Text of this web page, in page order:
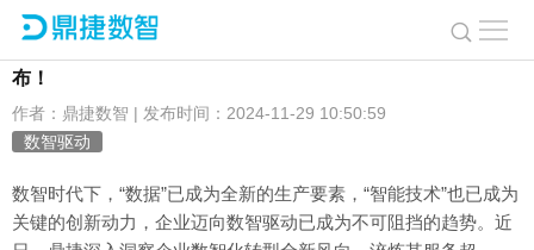
布！
作者：鼎捷数智 | 发布时间：2024-11-29 10:50:59
数智驱动
数智时代下，“数据”已成为全新的生产要素，“智能技术”也已成为
关键的创新动力，企业迈向数智驱动已成为不可阻挡的趋势。近